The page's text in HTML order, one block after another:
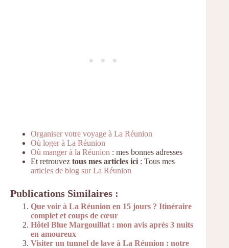
Organiser votre voyage à La Réunion
Où loger à La Réunion
Où manger à la Réunion : mes bonnes adresses
Et retrouvez tous mes articles ici : Tous mes
articles de blog sur La Réunion
Publications Similaires :
Que voir à La Réunion en 15 jours ? Itinéraire
complet et coups de cœur
Hôtel Blue Margouillat : mon avis après 3 nuits
en amoureux
Visiter un tunnel de lave à La Réunion : notre